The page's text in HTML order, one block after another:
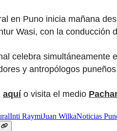
en Puno inicia mañana
Wasi, con la conducción
celebra simultáneamente
y antropólogos
aquío visita el medio
Inti RaymiJuan WilkaNoticias